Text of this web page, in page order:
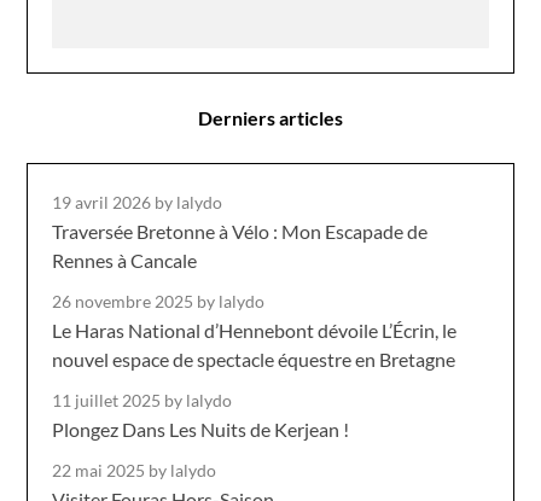
Derniers articles
19 avril 2026 by lalydo
Traversée Bretonne à Vélo : Mon Escapade de
Rennes à Cancale
26 novembre 2025 by lalydo
Le Haras National d’Hennebont dévoile L’Écrin, le
nouvel espace de spectacle équestre en Bretagne
11 juillet 2025 by lalydo
Plongez Dans Les Nuits de Kerjean !
22 mai 2025 by lalydo